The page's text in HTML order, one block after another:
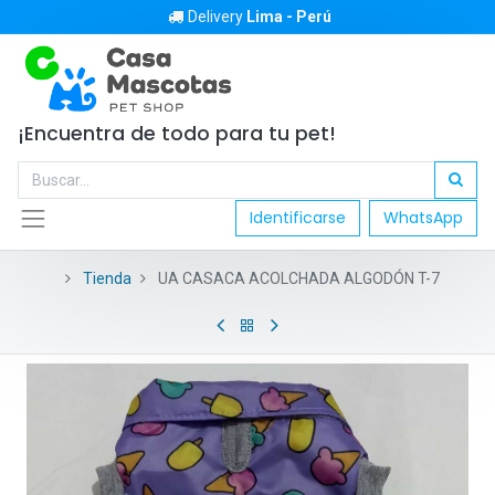
Delivery Lima - Perú
¡Encuentra de todo para tu pet!
Identificarse WhatsApp
Tienda UA CASACA ACOLCHADA ALGODÓN T-7